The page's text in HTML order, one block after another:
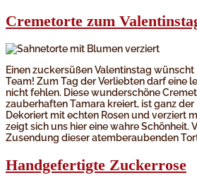
Cremetorte zum
Einen zuckersüßen Valentinstag wünscht
Team! Zum Tag der Verliebten darf eine
nicht fehlen. Diese wunderschöne
zauberhaften Tamara kreiert, ist ganz
Dekoriert mit echten Rosen und verziert
zeigt sich uns hier eine wahre Schönheit.
Zusendung dieser atemberaubenden
Handgefertigte Zuckerrose